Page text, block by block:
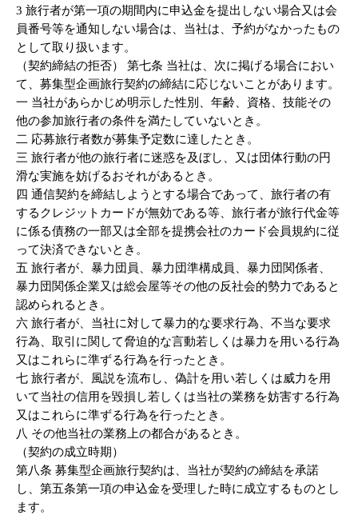
3 旅行者が第一項の期間内に申込金を提出しない場合又は会
員番号等を通知しない場合は、当社は、予約がなかったもの
として取り扱います。
（契約締結の拒否） 第七条 当社は、次に掲げる場合におい
て、募集型企画旅行契約の締結に応じないことがあります。
一 当社があらかじめ明示した性別、年齢、資格、技能その
他の参加旅行者の条件を満たしていないとき。
二 応募旅行者数が募集予定数に達したとき。
三 旅行者が他の旅行者に迷惑を及ぼし、又は団体行動の円
滑な実施を妨げるおそれがあるとき。
四 通信契約を締結しようとする場合であって、旅行者の有
するクレジットカードが無効である等、旅行者が旅行代金等
に係る債務の一部又は全部を提携会社のカード会員規約に従
って決済できないとき。
五 旅行者が、暴力団員、暴力団準構成員、暴力団関係者、
暴力団関係企業又は総会屋等その他の反社会的勢力であると
認められるとき。
六 旅行者が、当社に対して暴力的な要求行為、不当な要求
行為、取引に関して脅迫的な言動若しくは暴力を用いる行為
又はこれらに準ずる行為を行ったとき。
七 旅行者が、風説を流布し、偽計を用い若しくは威力を用
いて当社の信用を毀損し若しくは当社の業務を妨害する行為
又はこれらに準ずる行為を行ったとき。
八 その他当社の業務上の都合があるとき。
（契約の成立時期）
第八条 募集型企画旅行契約は、当社が契約の締結を承諾
し、第五条第一項の申込金を受理した時に成立するものとし
ます。